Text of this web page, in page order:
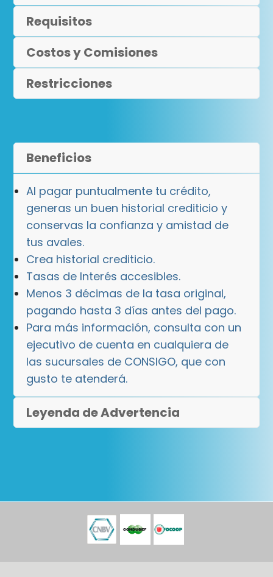
Requisitos
Costos y Comisiones
Restricciones
Beneficios
Al pagar puntualmente tu crédito,
generas un buen historial crediticio y
conservas la confianza y amistad de
tus avales.
Crea historial crediticio.
Tasas de Interés accesibles.
Menos 3 décimas de la tasa original,
pagando hasta 3 días antes del pago.
Para más información, consulta con un
ejecutivo de cuenta en cualquiera de
las sucursales de CONSIGO, que con
gusto te atenderá.
Leyenda de Advertencia